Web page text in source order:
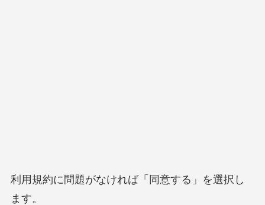
利用規約に問題がなければ「同意する」を選択し
ます。